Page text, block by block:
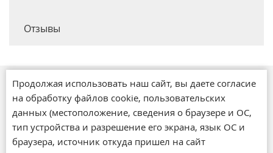
Отзывы
Магазины
О компании
Обратная связь
Новости
Продолжая использовать наш сайт, вы даете согласие
на обработку файлов cookie, пользовательских
данных (местоположение, сведения о браузере и ОС,
тип устройства и разрешение его экрана, язык ОС и
браузера, источник откуда пришел на сайт